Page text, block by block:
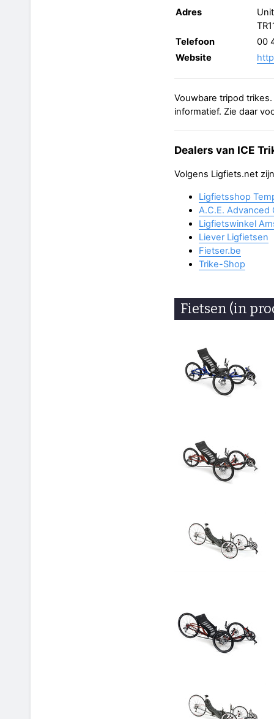
Adres
Telefoon
00
Website
Vouwbare tripod
informatief. Zie daar
Dealers van ICE
Volgens Ligfiets.net
Ligfietsshop
A.C.E. Advanced
Ligfietswinkel
Liever Ligfietsen
Fietser.be
Trike-Shop
Fietsen (in